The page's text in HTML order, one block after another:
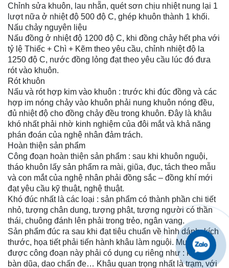
Chỉnh sửa khuôn, lau nhẵn, quét sơn chịu nhiệt nung lại 1
lượt nữa ở nhiệt độ 500 độ C, ghép khuôn thành 1 khối.
Nấu chảy nguyên liệu
Nấu đồng ở nhiệt độ 1200 độ C, khi đồng chảy hết pha với
tỷ lệ Thiếc + Chì + Kẽm theo yêu cầu, chỉnh nhiệt độ la
1250 độ C, nước đồng lỏng đạt theo yêu cầu lúc đó đưa
rót vào khuôn.
Rót khuôn
Nấu và rót hợp kim vào khuôn : trước khi đúc đồng và các
hợp im nóng chảy vào khuôn phải nung khuôn nóng đều,
đủ nhiệt độ cho đồng chảy đều trong khuôn. Đây là khâu
khó nhất phải nhờ kinh nghiệm của đôi mắt và khả năng
phán đoán của nghệ nhân đảm trách.
Hoàn thiện sản phẩm
Công đoạn hoàn thiện sản phẩm : sau khi khuôn nguội,
tháo khuôn lấy sản phẩm ra mài, giũa, đục, tách theo mẫu
và con mắt của nghệ nhân phải đồng sắc – đồng khí mới
đạt yêu cầu kỹ thuật, nghệ thuật.
Khó đúc nhất là các loại : sản phẩm có thành phần chi tiết
nhỏ, tượng chân dung, tượng phật, tượng người có thần
thái, chuông đánh lên phải trong trẻo, ngân vang.
Sản phẩm đúc ra sau khi đạt tiêu chuẩn về hình dánh, kích
thước, họa tiết phải tiến hành khâu làm nguội. Muốn làm
được công đoạn này phải có dụng cụ riêng như : khoan,
bàn dũa, dao chấn đe… Khâu quan trọng nhất là trạm, với